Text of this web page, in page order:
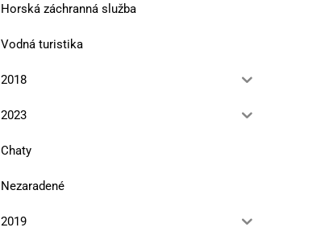
Horská záchranná služba
Vodná turistika
2018
2023
Chaty
Nezaradené
2019